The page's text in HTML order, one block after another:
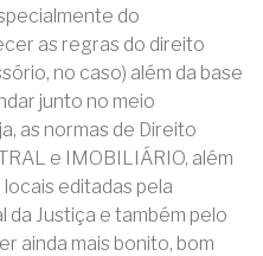
do
as regras do direito
no caso) além da base
junto no meio
as normas de Direito
e IMOBILIÁRIO, além
editadas pela
da Justiça e também pelo
ainda mais bonito, bom